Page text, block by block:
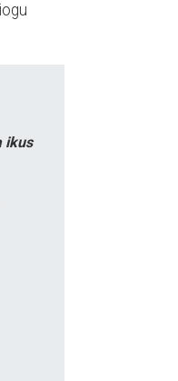
ikus